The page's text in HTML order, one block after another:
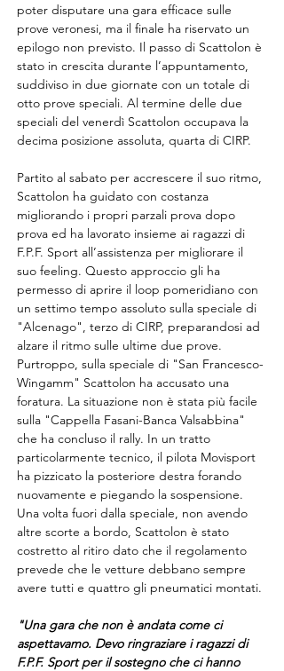
poter disputare una gara efficace sulle
prove veronesi, ma il finale ha riservato un
epilogo non previsto. Il passo di Scattolon è
stato in crescita durante l’appuntamento,
suddiviso in due giornate con un totale di
otto prove speciali. Al termine delle due
speciali del venerdì Scattolon occupava la
decima posizione assoluta, quarta di CIRP.
Partito al sabato per accrescere il suo ritmo,
Scattolon ha guidato con costanza
migliorando i propri parzali prova dopo
prova ed ha lavorato insieme ai ragazzi di
F.P.F. Sport all’assistenza per migliorare il
suo feeling. Questo approccio gli ha
permesso di aprire il loop pomeridiano con
un settimo tempo assoluto sulla speciale di
"Alcenago", terzo di CIRP, preparandosi ad
alzare il ritmo sulle ultime due prove.
Purtroppo, sulla speciale di "San Francesco-
Wingamm" Scattolon ha accusato una
foratura. La situazione non è stata più facile
sulla "Cappella Fasani-Banca Valsabbina"
che ha concluso il rally. In un tratto
particolarmente tecnico, il pilota Movisport
ha pizzicato la posteriore destra forando
nuovamente e piegando la sospensione.
Una volta fuori dalla speciale, non avendo
altre scorte a bordo, Scattolon è stato
costretto al ritiro dato che il regolamento
prevede che le vetture debbano sempre
avere tutti e quattro gli pneumatici montati.
"Una gara che non è andata come ci
aspettavamo. Devo ringraziare i ragazzi di
F.P.F. Sport per il sostegno che ci hanno